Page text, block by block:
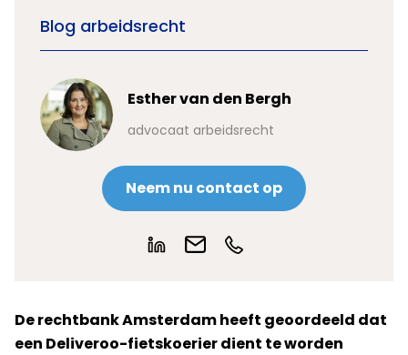
Blog arbeidsrecht
Esther van den Bergh
advocaat arbeidsrecht
Neem nu contact op
De rechtbank Amsterdam heeft geoordeeld dat
een Deliveroo-fietskoerier dient te worden